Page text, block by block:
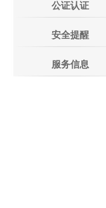
公证认证
安全提醒
服务信息